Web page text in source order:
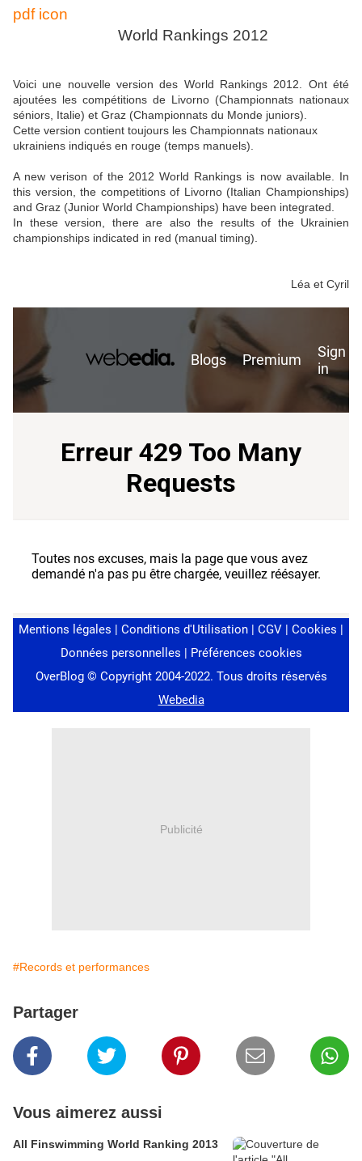
World Rankings 2012
Voici une nouvelle version des World Rankings 2012. Ont été
ajoutées les compétitions de Livorno (Championnats nationaux
séniors, Italie) et Graz (Championnats du Monde juniors).
Cette version contient toujours les Championnats nationaux
ukrainiens indiqués en rouge (temps manuels).
A new verison of the 2012 World Rankings is now available. In
this version, the competitions of Livorno (Italian Championships)
and Graz (Junior World Championships) have been integrated.
In these version, there are also the results of the Ukrainien
championships indicated in red (manual timing).
Léa et Cyril
Publicité
#Records et performances
Partager
Vous aimerez aussi
All Finswimming World Ranking 2013